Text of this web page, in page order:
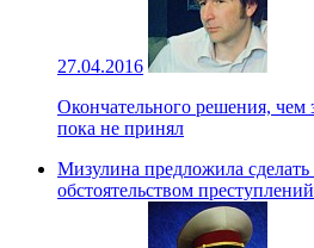
27.04.2016
Окончательного решения, чем
пока не принял
Мизулина предложила
обстоятельством преступлений